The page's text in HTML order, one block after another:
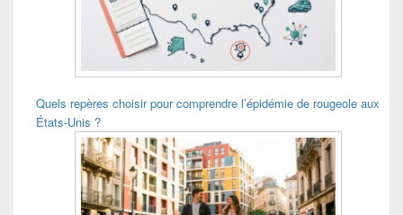
Quels repères choisir pour comprendre l’épidémie de rougeole aux
États-Unis ?